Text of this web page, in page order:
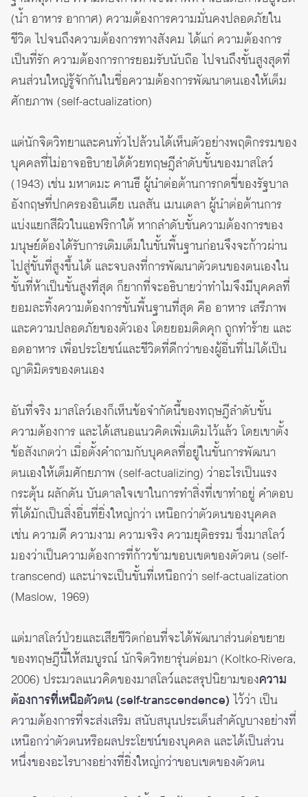
(น้ำ อาหาร อากาศ) ความต้องการความมั่นคงปลอดภัยใน
ชีวิต ไปจนถึงความต้องการทางสังคม ได้แก่ ความต้องการ
เป็นที่รัก ความต้องการการยอมรับนับถือ ไปจนถึงขั้นสูงสุดที่
คนส่วนใหญ่รู้จักกันในชื่อความต้องการพัฒนาตนเองให้เต็ม
ศักยภาพ (self-actualization)
แต่นักจิตวิทยาและคนทั่วไปล้วนได้เห็นตัวอย่างพฤติกรรมของ
บุคคลที่ไม่อาจอธิบายได้ด้วยทฤษฎีลำดับขั้นของมาสโลว์
(1943) เช่น มหาตมะ คานธี ผู้นำต่อต้านการกดขี่ของรัฐบาล
อังกฤษที่ปกครองอินเดีย เนลสัน เมนเดลา ผู้นำต่อต้านการ
แบ่งแยกสีผิวในแอฟริกาใต้ หากลำดับขั้นความต้องการของ
มนุษย์ต้องได้รับการเติมเต็มในขั้นพื้นฐานก่อนจึงจะก้าวผ่าน
ไปสู่ขั้นที่สูงขึ้นได้ และจบลงที่การพัฒนาตัวตนของตนเองใน
ขั้นที่ห้าเป็นขั้นสูงที่สุด ก็ยากที่จะอธิบายว่าทำไมจึงมีบุคคลที่
ยอมละทิ้งความต้องการขั้นพื้นฐานที่สุด คือ อาหาร เสรีภาพ
และความปลอดภัยของตัวเอง โดยยอมติดคุก ถูกทำร้าย และ
อดอาหาร เพื่อประโยชน์และชีวิตที่ดีกว่าของผู้อื่นที่ไม่ได้เป็น
ญาติมิตรของตนเอง
อันที่จริง มาสโลว์เองก็เห็นข้อจำกัดนี้ของทฤษฎีลำดับขั้น
ความต้องการ และได้เสนอแนวคิดเพิ่มเติมไว้แล้ว โดยเขาตั้ง
ข้อสังเกตว่า เมื่อตั้งคำถามกับบุคคลที่อยู่ในขั้นการพัฒนา
ตนเองให้เต็มศักยภาพ (self-actualizing) ว่าอะไรเป็นแรง
กระตุ้น ผลักดัน บันดาลใจเขาในการทำสิ่งที่เขาทำอยู่ คำตอบ
ที่ได้มักเป็นสิ่งอื่นที่ยิ่งใหญ่กว่า เหนือกว่าตัวตนของบุคคล
เช่น ความดี ความงาม ความจริง ความยุติธรรม ซึ่งมาสโลว์
มองว่าเป็นความต้องการที่ก้าวข้ามขอบเขตของตัวตน (self-
transcend) และน่าจะเป็นขั้นที่เหนือกว่า self-actualization
(Maslow, 1969)
แต่มาสโลว์ป่วยและเสียชีวิตก่อนที่จะได้พัฒนาส่วนต่อขยาย
ของทฤษฎีนี้ให้สมบูรณ์ นักจิตวิทยารุ่นต่อมา (Koltko-Rivera,
2006) ประมวลแนวคิดของมาสโลว์และสรุปนิยามของความ
ต้องการที่เหนือตัวตน (self-transcendence) ไว้ว่า เป็น
ความต้องการที่จะส่งเสริม สนับสนุนประเด็นสำคัญบางอย่างที่
เหนือกว่าตัวตนหรือผลประโยชน์ของบุคคล และได้เป็นส่วน
หนึ่งของอะไรบางอย่างที่ยิ่งใหญ่กว่าขอบเขตของตัวตน